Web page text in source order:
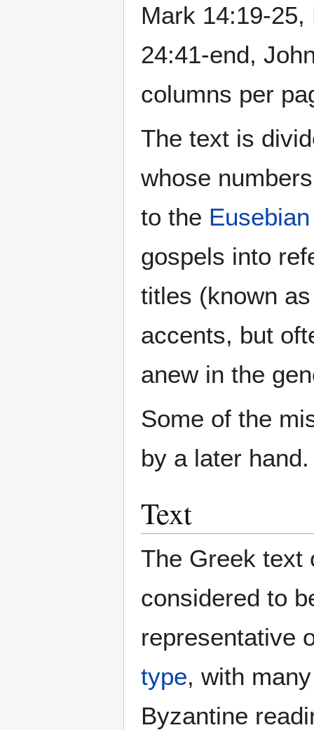
Mark 14:19-
24:41-end,
columns per
The text is
whose
to the
gospels into
titles (known as
accents, but
anew in the
Some of the
by a later hand.
Text
The Greek
considered to
representative
type, with
Byzantine